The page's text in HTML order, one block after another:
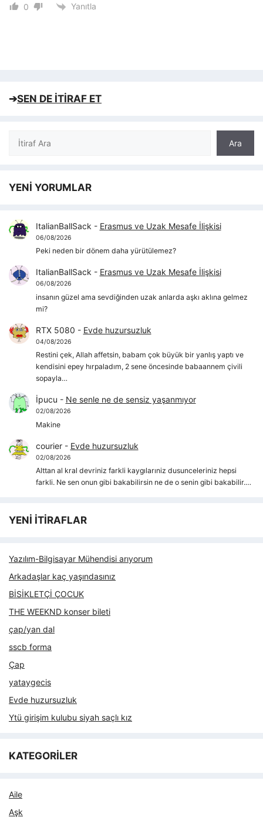
0 Yanıtla
➔SEN DE İTİRAF ET
Ara
Ara
YENİ YORUMLAR
ItalianBallSack - Erasmus ve Uzak Mesafe İlişkisi
06/08/2026
Peki neden bir dönem daha yürütülemez?
ItalianBallSack - Erasmus ve Uzak Mesafe İlişkisi
06/08/2026
insanın güzel ama sevdiğinden uzak anlarda aşkı aklına gelmez
mi?
RTX 5080 - Evde huzursuzluk
04/08/2026
Restini çek, Allah affetsin, babam çok büyük bir yanlış yaptı ve
kendisini epey hırpaladım, 2 sene öncesinde babaannem çivili
sopayla…
İpucu - Ne senle ne de sensiz yaşanmıyor
02/08/2026
Makine
courier- Evde huzursuzluk
02/08/2026
Alttan al kral devriniz farkli kaygılarıniz dusunceleriniz hepsi
farkli. Ne sen onun gibi bakabilirsin ne de o senin gibi bakabilir.…
YENİ İTİRAFLAR
Yazılım-Bilgisayar Mühendisi arıyorum
Arkadaşlar kaç yaşındasınız
BİSİKLETÇİ ÇOCUK
THE WEEKND konser bileti
çap/yan dal
sscb forma
Çap
yataygecis
Evde huzursuzluk
Ytü girişim kulubu siyah saçlı kız
KATEGORİLER
Aile
Aşk